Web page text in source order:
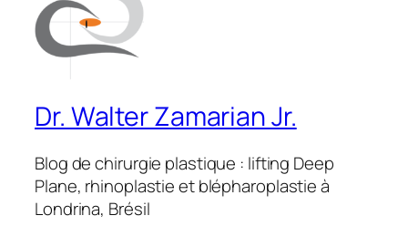
Dr. Walter Zamarian Jr.
Blog de chirurgie plastique : lifting Deep
Plane, rhinoplastie et blépharoplastie à
Londrina, Brésil